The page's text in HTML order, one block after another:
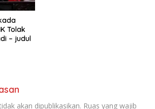
Tolak
– judul
akan dipublikasikan. Ruas yang wajib